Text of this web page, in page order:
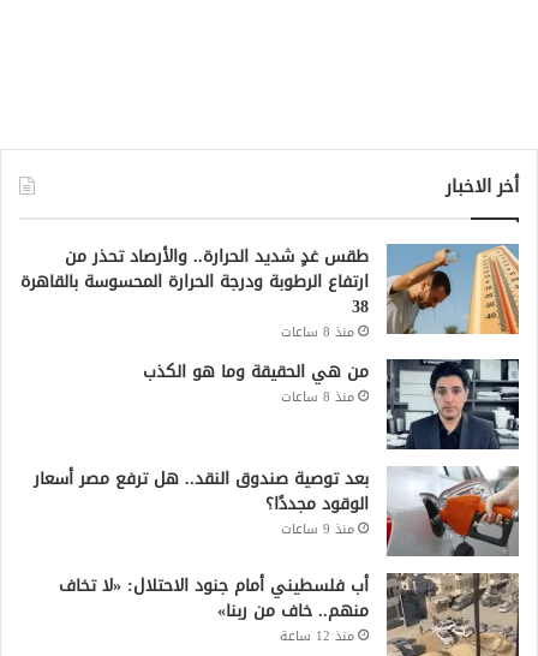
أخر الاخبار
طقس غدٍ شديد الحرارة.. والأرصاد تحذر من
ارتفاع الرطوبة ودرجة الحرارة المحسوسة بالقاهرة
38
منذ 8 ساعات
من هي الحقيقة وما هو الكذب
منذ 8 ساعات
بعد توصية صندوق النقد.. هل ترفع مصر أسعار
الوقود مجددًا؟
منذ 9 ساعات
أب فلسطيني أمام جنود الاحتلال: «لا تخاف
منهم.. خاف من ربنا»
منذ 12 ساعة